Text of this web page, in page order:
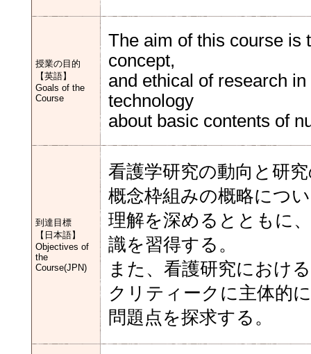
授業の目的
【英語】
Goals of the
Course
The aim of this course is
concept,
and ethical of research
technology
about basic contents of
到達目標
【日本語】
Objectives of
the
Course(JPN)
看護学研究の動向と研
概念枠組みの概略につ
理解を深めるとともに
識を習得する。
また、看護研究におけ
クリティークに主体的
問題点を探求する。